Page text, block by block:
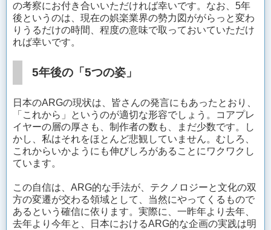
の考察にお付き合いいただければ幸いです。なお、5年
後というのは、現在の娯楽業界の勢力図ががらっと変わ
りうるだけの時間、程度の意味で取っておいていただけ
れば幸いです。
5年後の「5つの姿」
日本のARGの現状は、皆さんの発言にもあったとおり、
「これから」というのが適切な形容でしょう。コアプレ
イヤーの層の厚さも、制作者の数も、まだ少数です。し
かし、私はそれをほとんど悲観していません。むしろ、
これからいかようにも伸びしろがあることにワクワクし
ています。
この自信は、ARG的な手法が、テクノロジーと文化の双
方の変遷が交わる領域として、当然にやってくるもので
あるという確信に依ります。実際に、一昨年より去年、
去年より今年と、日本におけるARG的な企画の実践は明